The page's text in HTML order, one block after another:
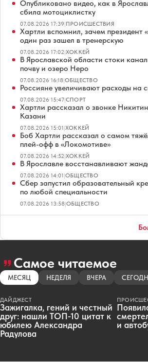
Опубликовано видео, как в
сбила мотоциклистку
07.08.2026 17:39|ПРОИСШЕСТВИЯ
Хартли вспомнил, зачем президент
один раз зашел в тренерскую
07.08.2026 17:02|ХОККЕЙ
В Ярославской области стоки
почву и озеро Неро
07.08.2026 16:18|ОБЩЕСТВО
Россияне увеличивают расходы на
07.08.2026 15:47|СПОРТ
Хартли рассказал о звонке
Казани
07.08.2026 15:01|ХОККЕЙ
Боб Хартли рассказал о самом
плей-офф в «Локомотиве»
07.08.2026 14:52|ХОККЕЙ
В Ярославле восстанавливают
07.08.2026 14:01|ОБЩЕСТВО
Сбер запустил образовательный
по любой специальности
07.08.2026 13:58|ОБЩЕСТВО
Самое читаемое
МЕСЯЦ НЕДЕЛЯ ВЧЕРА
ДАЙДЖЕСТ
Зажигалка, гений и честный
друг: нашли ТОП-10 цитат к
юбилею Александра
Радулова
и